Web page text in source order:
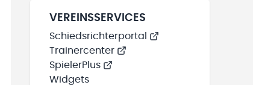
VEREINSSERVICES
Schiedsrichterportal
Trainercenter
SpielerPlus
Widgets